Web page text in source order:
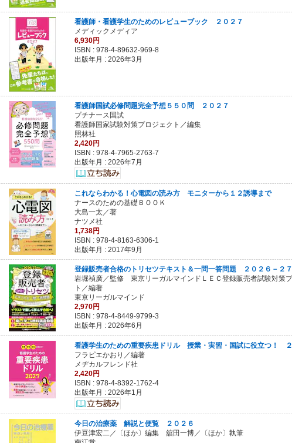
看護師・看護学生のためのレビューブック ２０２７
メディックメディア
6,930円
ISBN : 978-4-89632-969-8
出版年月 : 2026年3月
看護師国試必修問題完全予想５５０問 ２０２７
プチナース国試
看護師国家試験対策プロジェクト／編集
照林社
2,420円
ISBN : 978-4-7965-2763-7
出版年月 : 2026年7月
これならわかる！心電図の読み方 モニターから１２誘導まで
ナースのための基礎ＢＯＯＫ
大島一太／著
ナツメ社
1,738円
ISBN : 978-4-8163-6306-1
出版年月 : 2017年9月
登録販売者合格のトリセツテキスト＆一問一答問題 ２０２６－２
岩堀禎廣／監修 東京リーガルマインドＬＥＣ登録販売者試験対策
ト／編著
東京リーガルマインド
2,970円
ISBN : 978-4-8449-9799-3
出版年月 : 2026年6月
看護学生のための重要疾患ドリル 授業・実習・国試に役立つ！
フラピエかおり／編著
メヂカルフレンド社
2,420円
ISBN : 978-4-8392-1762-4
出版年月 : 2026年1月
今日の治療薬 解説と便覧 ２０２６
伊豆津宏二／〔ほか〕編集 舘田一博／〔ほか〕執筆